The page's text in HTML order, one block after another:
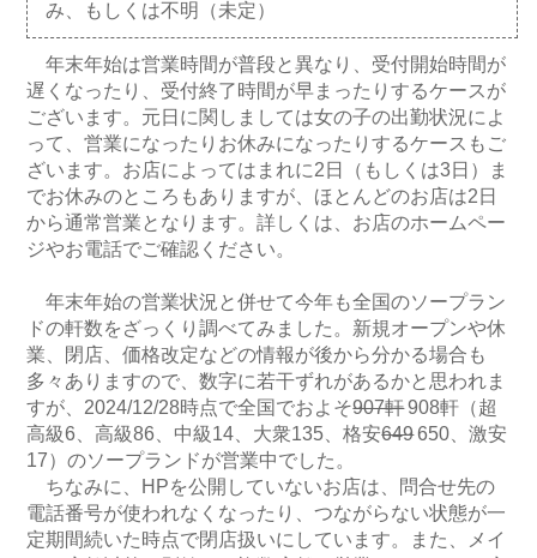
み、もしくは不明（未定）
年末年始は営業時間が普段と異なり、受付開始時間が
遅くなったり、受付終了時間が早まったりするケースが
ございます。元日に関しましては女の子の出勤状況によ
って、営業になったりお休みになったりするケースもご
ざいます。お店によってはまれに2日（もしくは3日）ま
でお休みのところもありますが、ほとんどのお店は2日
から通常営業となります。詳しくは、お店のホームペー
ジやお電話でご確認ください。
年末年始の営業状況と併せて今年も全国のソープラン
ドの軒数をざっくり調べてみました。新規オープンや休
業、閉店、価格改定などの情報が後から分かる場合も
多々ありますので、数字に若干ずれがあるかと思われま
すが、2024/12/28時点で全国でおよそ907軒908軒（超
高級6、高級86、中級14、大衆135、格安649650、激安
17）のソープランドが営業中でした。
ちなみに、HPを公開していないお店は、問合せ先の
電話番号が使われなくなったり、つながらない状態が一
定期間続いた時点で閉店扱いにしています。また、メイ